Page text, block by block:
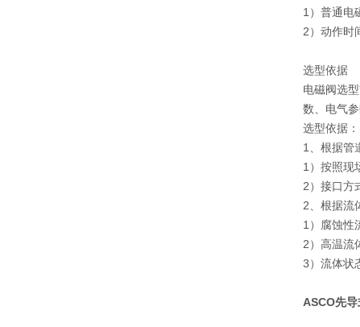
1）普通电
2）动作时
选型依据
电磁阀选
数、电气
选型依据：
1、根据管
1）按照现
2）接口方
2、根据流
1）腐蚀性
2）高温流
3）流体状
ASCO先